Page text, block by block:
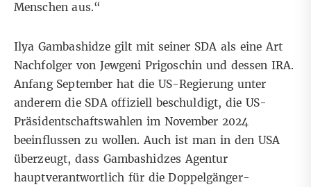
Menschen aus.“
Ilya Gambashidze gilt mit seiner SDA als eine Art
Nachfolger von Jewgeni Prigoschin und dessen IRA.
Anfang September hat die US-Regierung unter
anderem die SDA offiziell beschuldigt, die US-
Präsidentschaftswahlen im November 2024
beeinflussen zu wollen. Auch ist manin den USA
überzeugt, dass Gambashidzes Agentur
hauptverantwortlich für die Doppelgänger-